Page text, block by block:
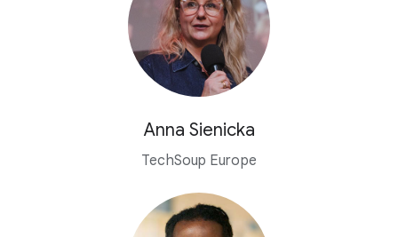
Anna Sienicka
TechSoup Europe